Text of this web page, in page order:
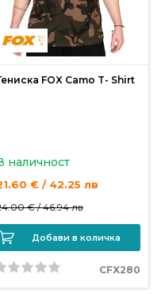
FOX Camo T- Shirt
наличност
€ / 42.25 лв
€ /46.94 лв
Добави в количка
CFX280